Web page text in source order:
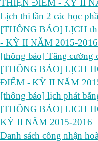
THIỆN ĐIỂM - KỲ II
Lịch thi lần 2 các học
[THÔNG BÁO] LỊCH
- KỲ II NĂM 2015-2016
[thông báo] Tăng cường
[THÔNG BÁO] LỊCH
ĐIỂM - KỲ II NĂM
[thông báo] lịch phát
[THÔNG BÁO] LỊCH
KỲ II NĂM 2015-2016
Danh sách công nhận